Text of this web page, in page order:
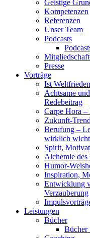
Geistige
Kompetenzen
Referenzen
Unser Team
Podcasts
Presse
Vorträge
Ist
Achtsame
Redebeitrag
Carpe Hora –
Zukunft-
Berufung –
wirklich
Spirit,
Alchemie des
Humor-
Inspiration,
Entwicklung
Verzauberung
Leistungen
Bücher
Bücher